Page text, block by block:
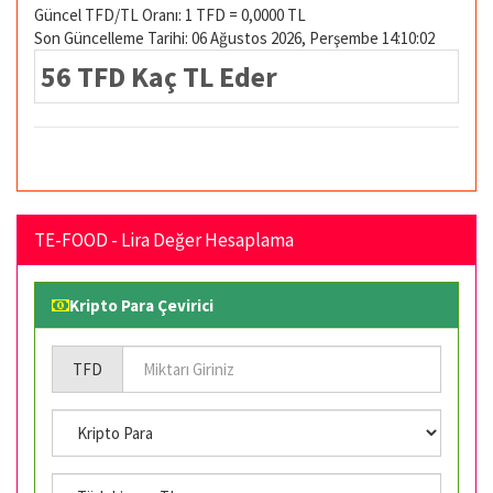
Güncel TFD/TL Oranı: 1 TFD = 0,0000 TL
Son Güncelleme Tarihi: 06 Ağustos 2026, Perşembe 14:10:02
56 TFD Kaç TL Eder
TE-FOOD - Lira Değer Hesaplama
Kripto Para Çevirici
TFD